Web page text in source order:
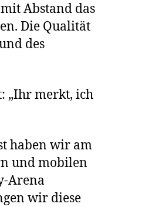
Abstand das
Die Qualität
des
„Ihr merkt, ich
haben wir am
und mobilen
Arena
wir diese